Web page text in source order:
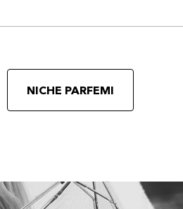
NICHE PARFEMI